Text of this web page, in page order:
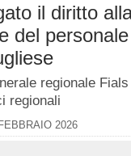
il diritto
del
regionale
regionali
2026